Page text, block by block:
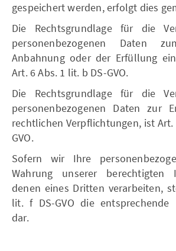
gespeichert werden, erfolgt dies
Die Rechtsgrundlage für die
personenbezogenen Daten
Anbahnung oder der Erfüllung
Art. 6 Abs. 1 lit. b DS-GVO.
Die Rechtsgrundlage für die
personenbezogenen Daten zur
rechtlichen Verpflichtungen, ist Art.
GVO.
Sofern wir Ihre
Wahrung unserer berechtigten
denen eines Dritten verarbeiten,
lit. f DS-GVO die entsprechende
dar.